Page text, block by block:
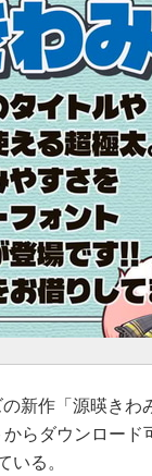
新作「源暎きわ
らダウンロード
いる。